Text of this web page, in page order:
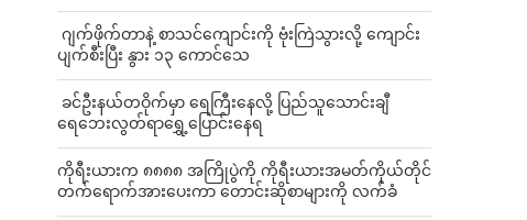
⁨⁩ ⁨ဂျက်ဖိုက်တာနဲ့ စာသင်ကျောင်းကို ဗုံးကြဲသွားလို့ ကျောင်း
ပျက်စီးပြီး နွား ၁၃ ကောင်သေ
⁩ ⁨ခင်ဦးနယ်တဝိုက်မှာ ရေကြီးနေလို့ ပြည်သူသောင်းချီ
ရေဘေးလွတ်ရာရွှေ့ပြောင်းနေရ
ကိုရီးယားက ၈၈၈၈ အကြိုပွဲကို ကိုရီးယားအမတ်ကိုယ်တိုင်
တက်ရောက်အားပေးကာ တောင်းဆိုစာများကို လက်ခံ